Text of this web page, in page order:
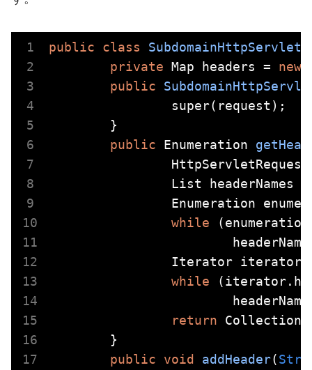
public class
private Map headers = new
public
public Enumeration
		List
headerNames
		Enumeration
while
		Iterator
iterator
while
return
public
void addHeader(